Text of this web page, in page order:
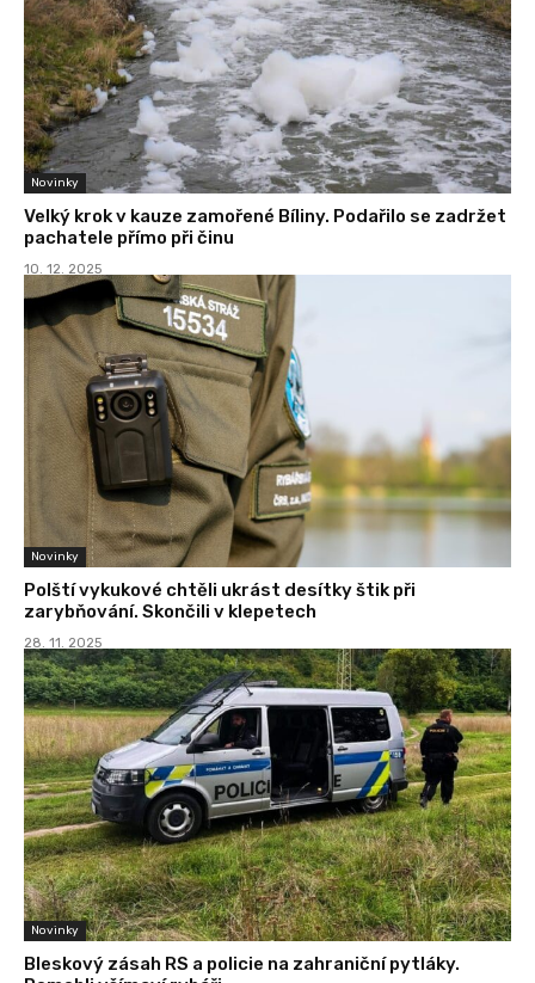
Novinky
Velký krok v kauze zamořené Bíliny. Podařilo se zadržet
pachatele přímo při činu
10. 12. 2025
Novinky
Polští vykukové chtěli ukrást desítky štik při
zarybňování. Skončili v klepetech
28. 11. 2025
Novinky
Bleskový zásah RS a policie na zahraniční pytláky.